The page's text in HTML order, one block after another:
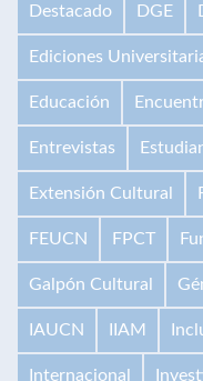
Destacado DGE
Ediciones
Educación
Entrevistas
Extensión Cultural
FEUCN FPCT
Galpón Cultural
IAUCN IIAM
Internacional